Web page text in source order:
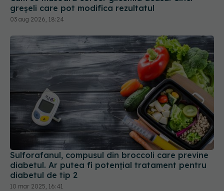
greșeli care pot modifica rezultatul
03 aug 2026, 18:24
Sulforafanul, compusul din broccoli care previne
diabetul. Ar putea fi potențial tratament pentru
diabetul de tip 2
10 mar 2025, 16:41